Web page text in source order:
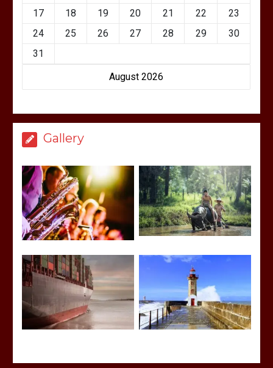
August 2026
17
18 19 20 21 22
23
24
25 26 27 28 29
30
31
Gallery